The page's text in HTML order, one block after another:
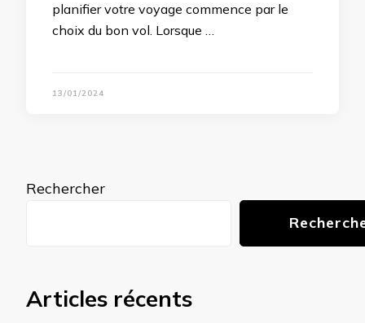
planifier votre voyage commence par le
choix du bon vol. Lorsque …
13/01/2024
Rechercher
Articles récents